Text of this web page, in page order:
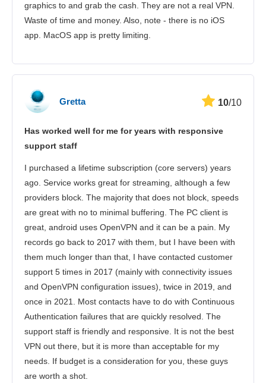
graphics to and grab the cash. They are not a real VPN.
Waste of time and money. Also, note - there is no iOS
app. MacOS app is pretty limiting.
Gretta 10/10
Has worked well for me for years with responsive
support staff
I purchased a lifetime subscription (core servers) years
ago. Service works great for streaming, although a few
providers block. The majority that does not block, speeds
are great with no to minimal buffering. The PC client is
great, android uses OpenVPN and it can be a pain. My
records go back to 2017 with them, but I have been with
them much longer than that, I have contacted customer
support 5 times in 2017 (mainly with connectivity issues
and OpenVPN configuration issues), twice in 2019, and
once in 2021. Most contacts have to do with Continuous
Authentication failures that are quickly resolved. The
support staff is friendly and responsive. It is not the best
VPN out there, but it is more than acceptable for my
needs. If budget is a consideration for you, these guys
are worth a shot.